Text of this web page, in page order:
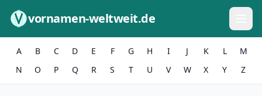
vornamen-weltweit.de
A B C D E F G H I J K L
M
N
O P Q R S T U V W X Y Z